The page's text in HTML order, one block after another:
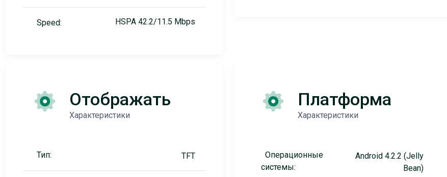
Speed: HSPA 42.2/11.5 Mbps
Отображать
Характеристики
Тип: TFT
Платформа
Характеристики
Операционные
системы:
Android 4.2.2 (Jelly
Bean)